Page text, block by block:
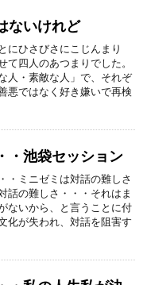
ないけれど
にひさびさにこじんまり
て四人のあつまりでした。
人・素敵な人」で、それぞ
悪ではなく好き嫌いで再検
・池袋セッション
・ミニゼミは対話の難しさ
話の難しさ・・・それはま
ないから、と言うことに付
化が失われ、対話を阻害す